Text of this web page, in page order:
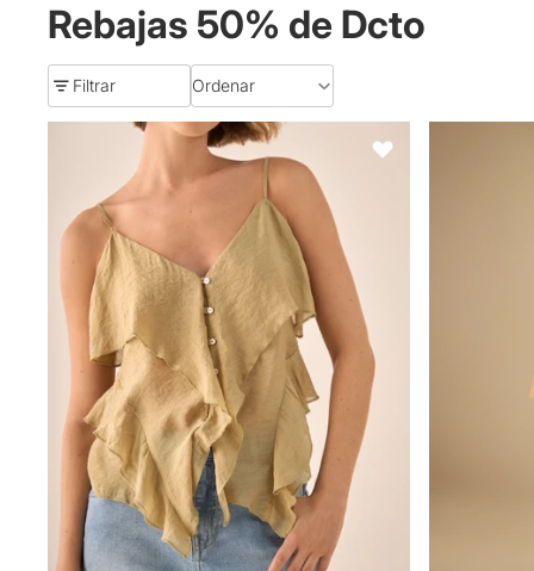
Rebajas 50% de Dcto
Filtrar Ordenar
Blusa Beige con Volantes y Botones Nacarados - Beige
Favoritos
Vestido